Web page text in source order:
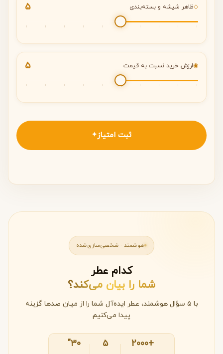
◇ظاهر شیشه و بسته‌بندی 5
◉ارزش خرید نسبت به قیمت 5
ثبت امتیاز ✦
هوشمند · شخصی‌سازی‌شده
کدام عطر
شما را بیان می‌کند؟
با ۵ سؤال هوشمند، عطر ایده‌آل شما را از میان صدها گزینه
پیدا می‌کنیم
+2000 ۵ ۳۰"